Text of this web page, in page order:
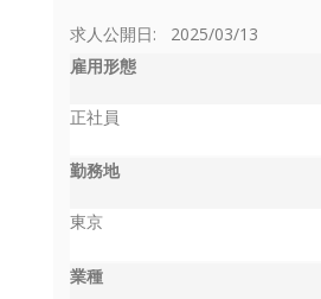
求人公開日: 2025/03/13
雇用形態
正社員
勤務地
東京
業種